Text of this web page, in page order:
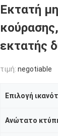
Εκτατή
εκτατής
τιμή: negotiable
Επιλογή
Ανώτατο